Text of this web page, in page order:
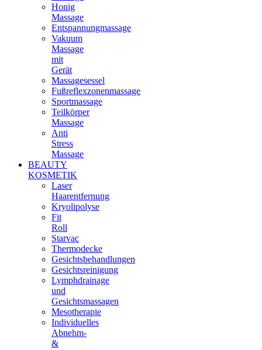
Honig
Massage
Entspannungmassage
Vakuum
Massage
mit
Gerät
Massagesessel
Fußreflexzonenmassage
Sportmassage
Teilkörper
Massage
Anti
Stress
Massage
BEAUTY
KOSMETIK
Laser
Haarentfernung
Kryolipolyse
Fit
Roll
Starvac
Thermodecke
Gesichtsbehandlungen
Gesichtsreinigung
Lymphdrainage
und
Gesichtsmassagen
Mesotherapie
Individuelles
Abnehm-
&